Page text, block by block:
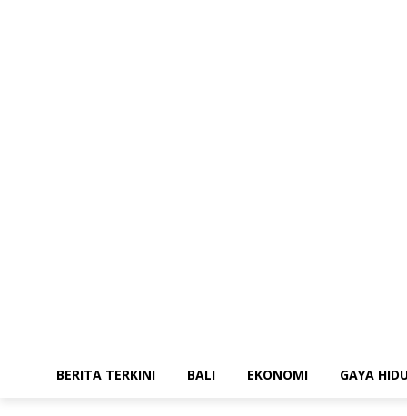
BERITA TERKINI BALI EKONOMI GAYA